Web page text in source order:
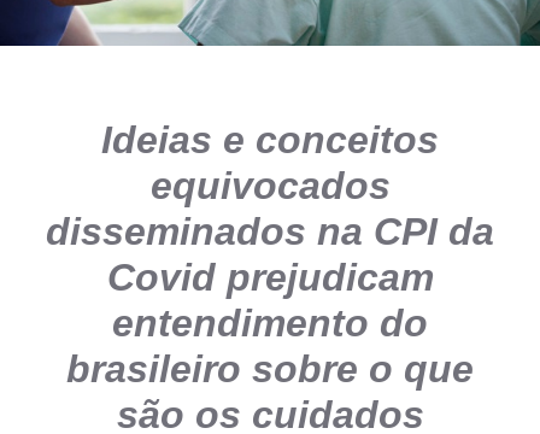
Ideias e conceitos
equivocados
disseminados na CPI da
Covid prejudicam
entendimento do
brasileiro sobre o que
são os cuidados